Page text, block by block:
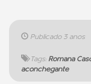
Publicado 3 anos
Tags: Romana
aconchegante